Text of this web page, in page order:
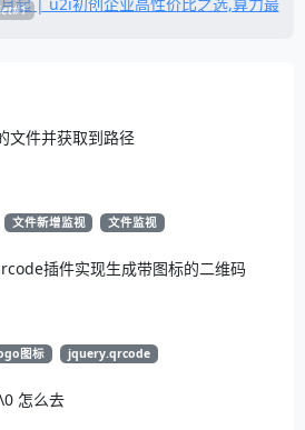
文件并获取到路径
文件新增监视 文件监视
插件实现生成带图标的二维码
图标 jquery.qrcode
怎么去